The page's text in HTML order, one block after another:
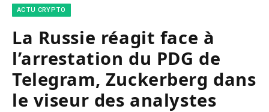
ACTU CRYPTO
La Russie réagit face à
l’arrestation du PDG de
Telegram, Zuckerberg dans
le viseur des analystes